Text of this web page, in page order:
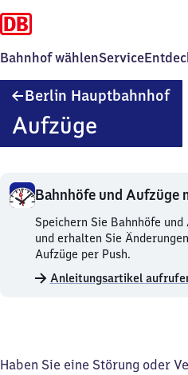
Bahnhof wählenService
Berlin Hauptbahnhof
Aufzüge
Bahnhöfe und Aufzüge
Bahnhöfe
und
Aufzüge
merken.
Speichern Sie Bahnhöfe
und erhalten Sie
Aufzüge per Push.
Anleitungsartikel
Haben Sie eine Störung oder